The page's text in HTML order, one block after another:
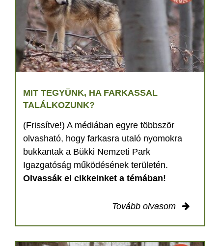
MIT TEGYÜNK, HA FARKASSAL
TALÁLKOZUNK?
(Frissítve!) A médiában egyre többször
olvasható, hogy farkasra utaló nyomokra
bukkantak a Bükki Nemzeti Park
Igazgatóság működésének területén.
Olvassák el cikkeinket a témában!
Tovább olvasom